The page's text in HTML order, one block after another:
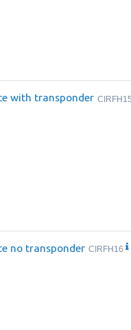
with transponder
no transponder CIRFH16